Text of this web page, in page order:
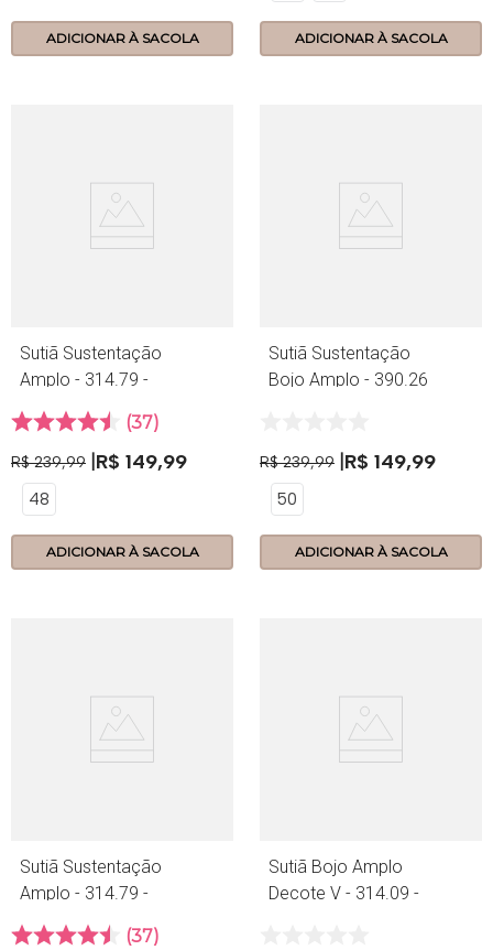
ADICIONAR À SACOLA ADICIONAR À SACOLA
Sutiã Sustentação
Amplo - 314.79 -
37
R$ 239,99 R$ 149,99
48
ADICIONAR À SACOLA
Sutiã Sustentação
Bojo Amplo - 390.26
R$ 239,99 R$ 149,99
50
ADICIONAR À SACOLA
Sutiã Sustentação
Amplo - 314.79 -
Apricot
37
Sutiã Bojo Amplo
Decote V - 314.09 -